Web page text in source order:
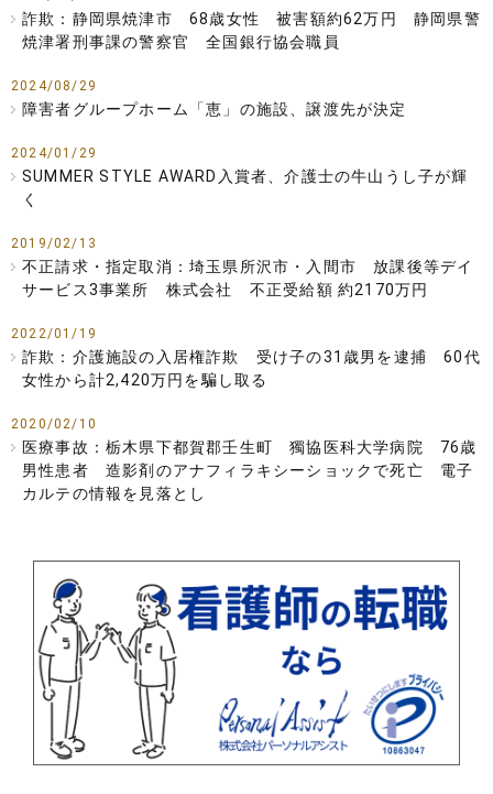
詐欺：静岡県焼津市 68歳女性 被害額約62万円 静岡県警
焼津署刑事課の警察官 全国銀行協会職員
2024/08/29
障害者グループホーム「恵」の施設、譲渡先が決定
2024/01/29
SUMMER STYLE AWARD入賞者、介護士の牛山うし子が輝
く
2019/02/13
不正請求・指定取消：埼玉県所沢市・入間市 放課後等デイ
サービス3事業所 株式会社 不正受給額 約2170万円
2022/01/19
詐欺：介護施設の入居権詐欺 受け子の31歳男を逮捕 60代
女性から計2,420万円を騙し取る
2020/02/10
医療事故：栃木県下都賀郡壬生町 獨協医科大学病院 76歳
男性患者 造影剤のアナフィラキシーショックで死亡 電子
カルテの情報を見落とし